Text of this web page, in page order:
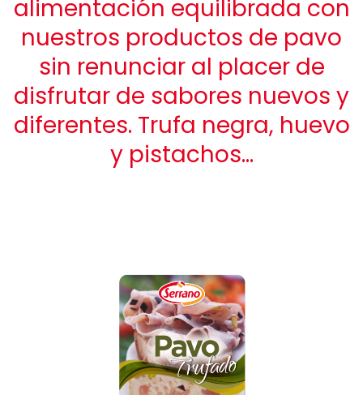
alimentación equilibrada con
nuestros productos de pavo
sin renunciar al placer de
disfrutar de sabores nuevos y
diferentes. Trufa negra, huevo
y pistachos…